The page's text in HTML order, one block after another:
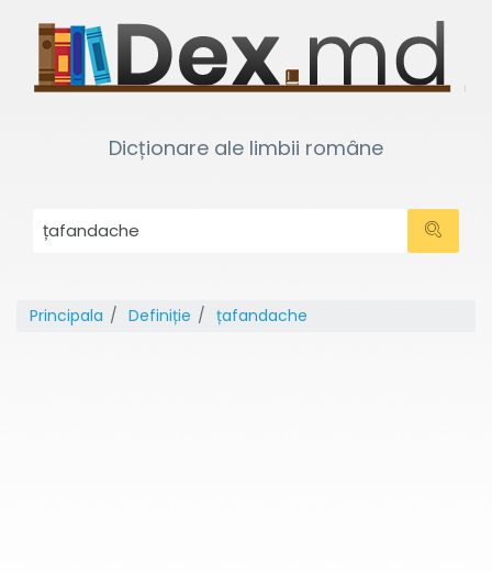
Dicționare ale limbii române
Principala Definiție țafandache